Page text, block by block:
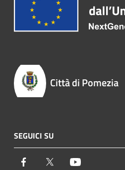
Città di Pomezia
SEGUICI SU
Facebook Twitter